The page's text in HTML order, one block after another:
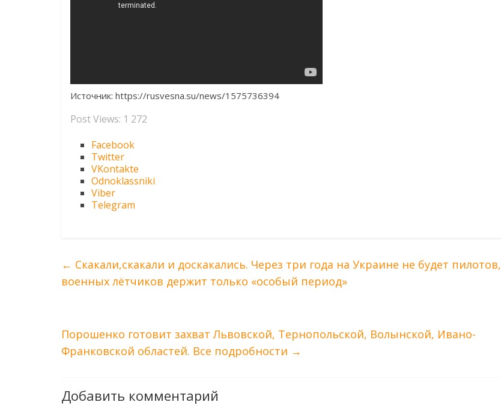
Источник: https://rusvesna.su/news/1575736394
Post Views: 1 272
Facebook
Twitter
VKontakte
Odnoklassniki
Viber
Telegram
← Скакали,скакали и доскакались. Через три года на Украине не будет пилотов,
военных лётчиков держит только «особый период»
Порошенко готовит захват Львовской, Тернопольской, Волынской, Ивано-
Франковской областей. Все подробности →
Добавить комментарий